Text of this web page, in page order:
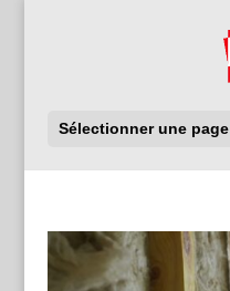
Sélectionner une page